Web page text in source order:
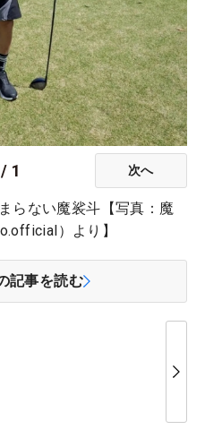
/ 1 次へ
らない魔裟斗【写真：魔
）より】
記事を読む